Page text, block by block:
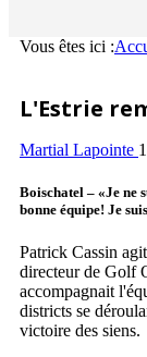
Vous êtes ici :
L'Estrie
Martial Lapointe
Boischatel – «Je ne
bonne équipe! Je
Patrick Cassin
directeur de Golf
accompagnait
districts se
victoire des siens.